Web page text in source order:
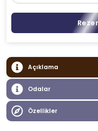
Açıklama
Odalar
Özellikler